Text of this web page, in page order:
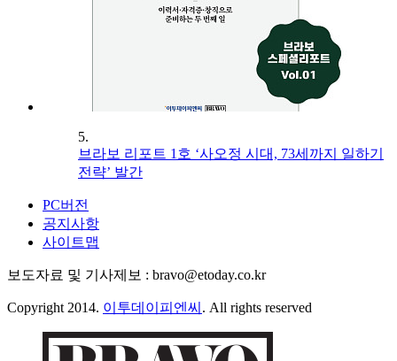
5.
브라보 리포트 1호 ‘사오정 시대, 73세까지 일하기
전략’ 발간
PC버전
공지사항
사이트맵
보도자료 및 기사제보 : bravo@etoday.co.kr
Copyright 2014. 이투데이피엔씨 . All rights reserved